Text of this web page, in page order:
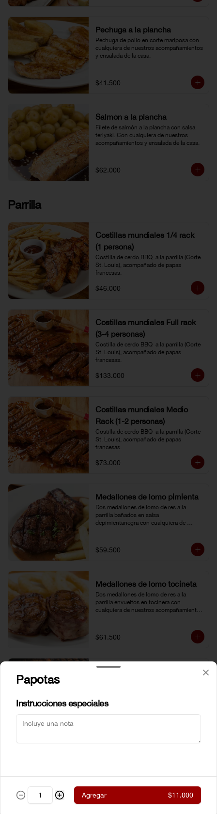
Pechuga a la plancha
Pechuga de pollo en corte mariposa con
cualquiera de nuestros acompañamientos
y ensalada de la casa.
$41.500
Salmón a la plancha
Filete de salmón a la plancha con salsa
teriyaki. Con cualquiera de nuestros
acompañamientos y ensalada de la casa.
$62.000
Parrilla
Costillas mundiales 1/4 rack
(1 persona)
Costilla de cerdo BBQ  a la parrilla (Corte
St. Louis), acompañado de papas
francesas.
$46.000
Costillas mundiales Full rack
(3-4 personas)
Costilla de cerdo BBQ  a la parrilla (Corte
St. Louis), acompañado de papas
francesas.
$133.000
Costillas mundiales Medio
Rack (1-2 personas)
Costilla de cerdo BBQ  a la parrilla (Corte
St. Louis), acompañado de papas
francesas.
$73.000
Medallones de lomo pimienta
Dos medallones de lomo de res a la
parrilla bañados en salsa
depimientanegra con cualquiera de
$59.500
Medallones de lomo tocineta
Dos medallones de lomo de res a la
parrilla envueltos en tocinera con
cualquiera de nuestros acompañamientos
$61.500
Beef ® al estilo neoyorkino, acompañado
de nuestros acompañamientos y
Papotas
Instrucciones especiales
Agregar $11.000